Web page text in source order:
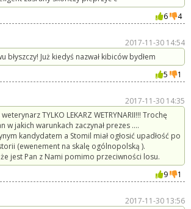
6
4
2017-11-30 14:54
błyszczy! Już kiedyś nazwał kibiców bydłem
5
1
2017-11-30 14:35
TYLKO LEKARZ WETRYNARII!!! Trochę
w jakich warunkach zaczynał prezes ....
kandydatem a Stomil miał ogłosić upadłość po
(ewenement na skalę ogólnopolską ).
jest Pan z Nami pomimo przeciwności losu.
9
1
2017-11-30 13:56